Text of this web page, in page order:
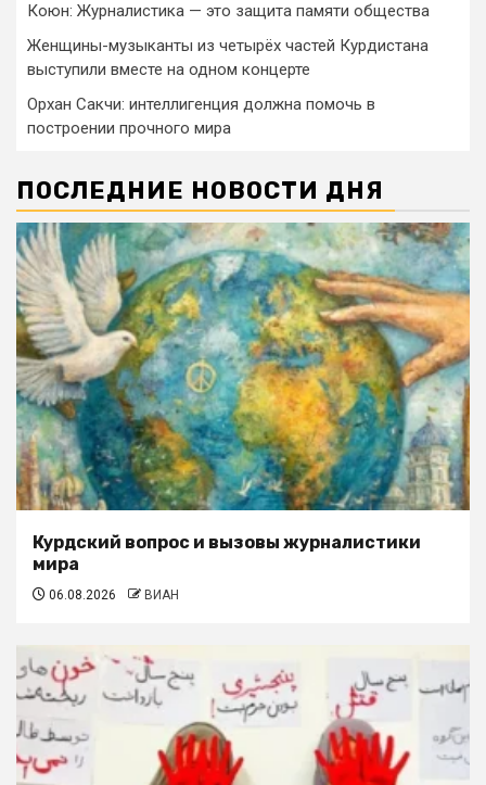
Коюн: Журналистика — это защита памяти общества
Женщины-музыканты из четырёх частей Курдистана
выступили вместе на одном концерте
Орхан Сакчи: интеллигенция должна помочь в
построении прочного мира
ПОСЛЕДНИЕ НОВОСТИ ДНЯ
Курдский вопрос и вызовы журналистики
мира
06.08.2026 ВИАН